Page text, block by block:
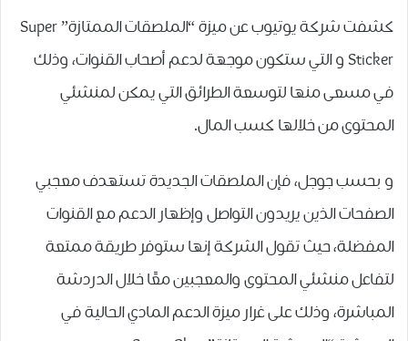
كشفت شركة يوتيوب عن ميزة “ﺍﻟﻤﻠﺼﻘﺎﺕ ﺍﻟﻤﻤﺘﺎﺯﺓ” Super
Sticker و التي ستكون موجهة لدعم ﺃﺻﺤﺎﺏ ﺍﻟﻘﻨﻮﺍﺕ، ﻭﺫﻟﻚ
ﻓﻲ ﻣﺴﻌﻰ ﻣﻨﻬﺎ ﻟﺘﻮﺳﻌﺔ ﺍﻟﻄﺮﺍﺋﻖ ﺍﻟﺘﻲ ﻳﻤﻜﻦ ﻟﻤﻨﺸﺌﻲ
ﺍﻟﻤﺤﺘﻮﻯ ﻣﻦ ﺧﻼﻟﻬﺎ ﻛﺴﺐ ﺍﻟﻤﺎﻝ.
و بحسب جوجل، فإن الملصقات الجديدة ﺗﺴﺘﻬﺪﻑ ﻣﻌﺠﺒﻲ
ﺍﻟﺼﻔﺤﺎﺕ ﺍﻟﺬﻳﻦ ﻳﺮﻳﺪﻭﻥ ﺍﻟﺘﻮﺍﺻﻞ ﻭﺇﻇﻬﺎﺭ ﺍﻟﺪﻋﻢ ﻣﻊ ﺍﻟﻘﻨﻮﺍﺕ
ﺍﻟﻤﻔﻀﻠﺔ، حيث ﺗﻘﻮﻝ ﺍﻟﺸﺮﻛﺔ ﺇﻧﻬﺎ ستوفر ﻃﺮﻳﻘﺔ ﻣﻤﺘﻌﺔ
ﻟﺘﻔﺎﻋﻞ ﻣﻨﺸﺌﻲ ﺍﻟﻤﺤﺘﻮﻯ ﻭﺍﻟﻤﻌﺠﺒﻴﻦ ﻣﻌًﺎ ﺧﻼﻝ ﺍﻟﺪﺭﺩﺷﺔ
ﺍﻟﻤﺒﺎﺷﺮﺓ، ﻭﺫﻟﻚ ﻋﻠﻰ ﻏﺮﺍﺭ ﻣﻴﺰﺓ ﺍﻟﺪﻋﻢ ﺍﻟﻤﺎﺩﻱ ﺍﻟﺤﺎﻟﻴﺔ ﻓﻲ